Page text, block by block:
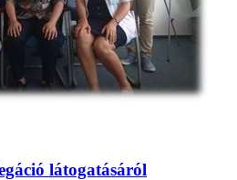
látogatásáról